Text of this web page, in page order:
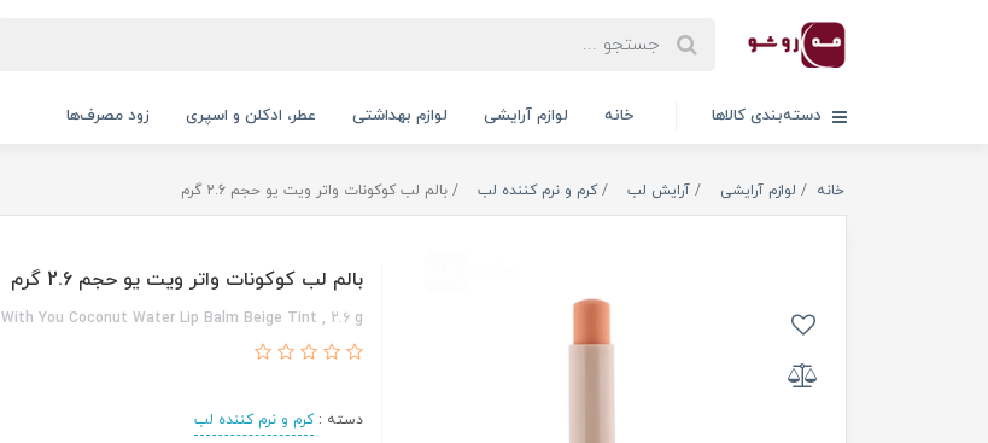
دسته‌بندی کالاها خانه لوازم آرایشی لوازم بهداشتی عطر، ادکلن و اسپری زود مصرف‌ها
خانه لوازم آرایشی آرایش لب کرم و نرم کننده لب بالم لب کوکونات واتر ویت یو حجم 2.6 گرم
بالم لب کوکونات واتر ویت یو حجم 2.6 گرم
With You Coconut Water Lip Balm Beige Tint , 2.6 g
دسته :کرم و نرم کننده لب